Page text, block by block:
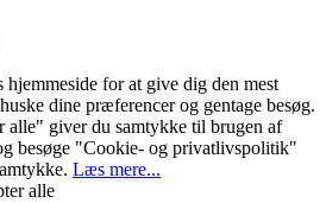
for at give dig den mest
dine præferencer og gentage besøg.
giver du samtykke til brugen af
besøge "Cookie- og privatlivspolitik"
Læs mere...
alle